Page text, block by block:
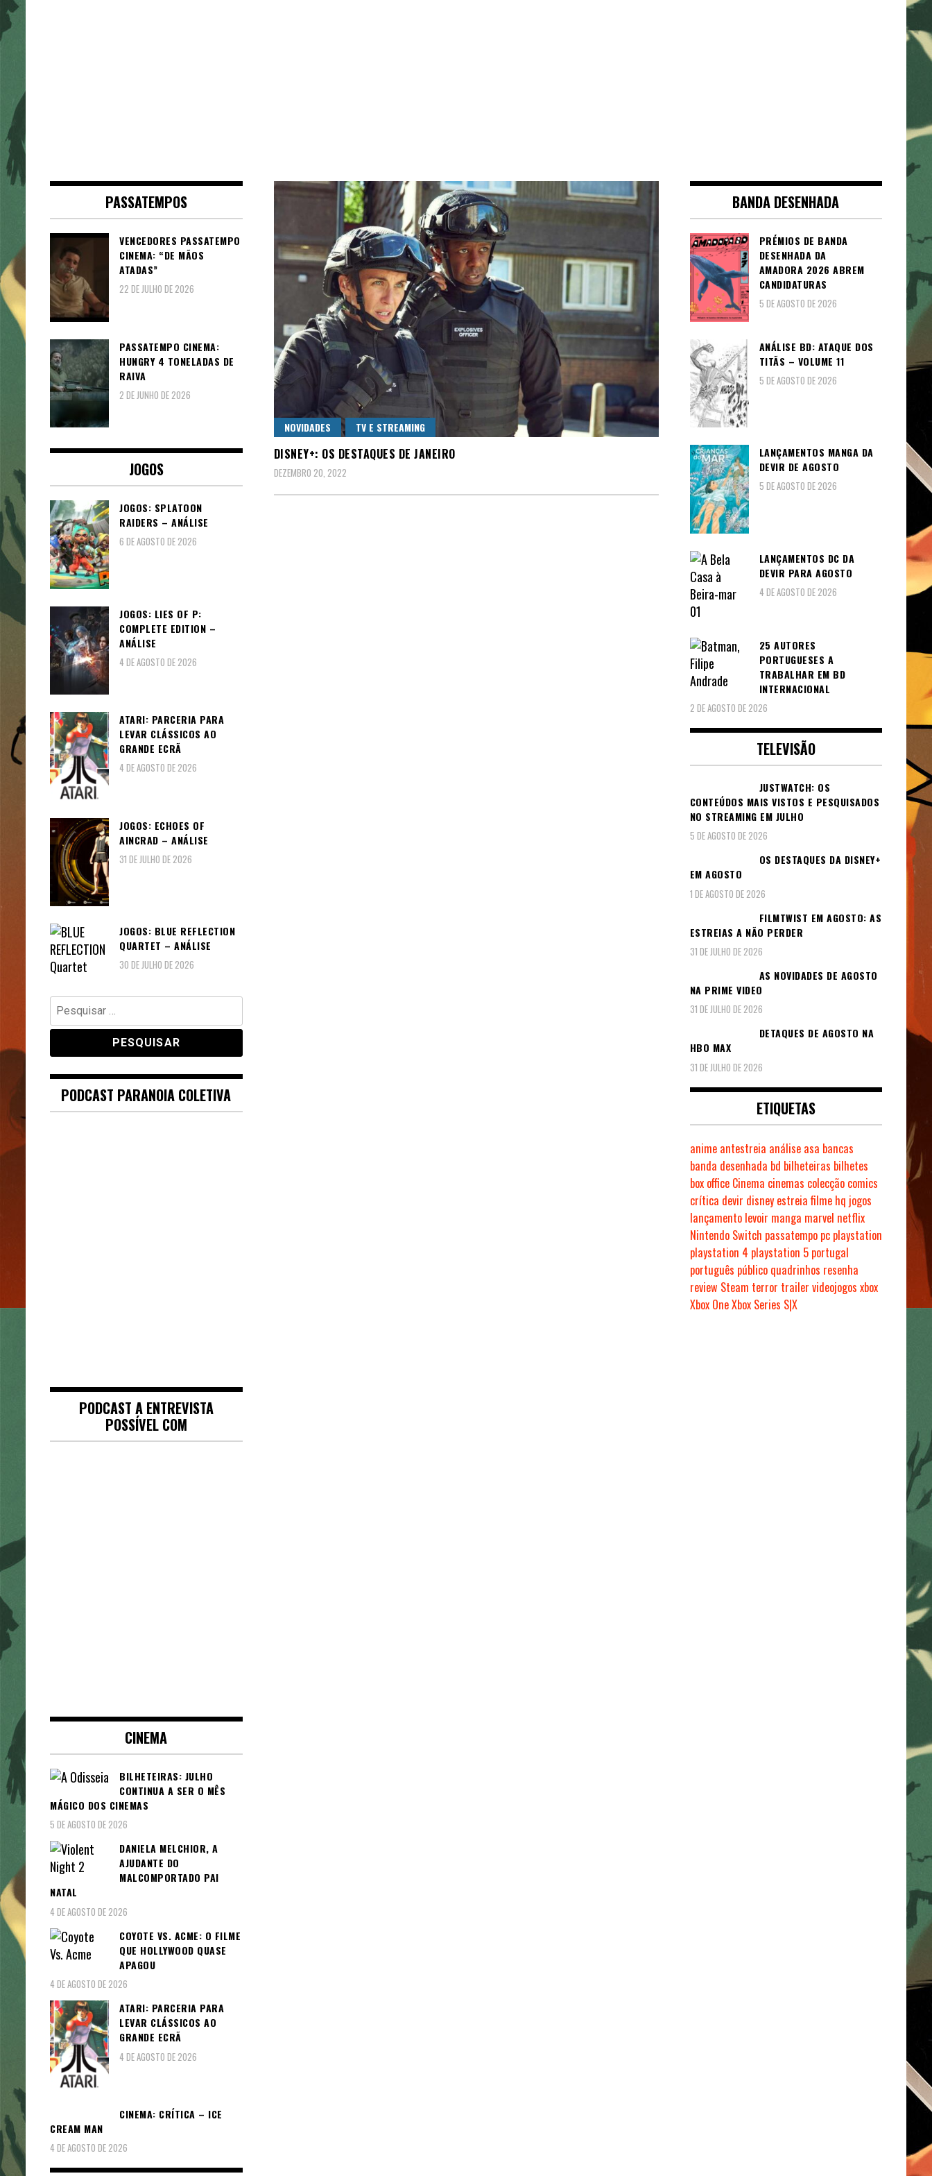
NOVIDADES TV E STREAMING
DISNEY+: OS DESTAQUES DE JANEIRO
DEZEMBRO 20, 2022
PASSATEMPOS
VENCEDORES PASSATEMPO
CINEMA: “DE MÃOS
ATADAS”
22 DE JULHO DE 2026
PASSATEMPO CINEMA:
HUNGRY 4 TONELADAS DE
RAIVA
2 DE JUNHO DE 2026
JOGOS
JOGOS: SPLATOON
RAIDERS – ANÁLISE
6 DE AGOSTO DE 2026
JOGOS: LIES OF P:
COMPLETE EDITION –
ANÁLISE
4 DE AGOSTO DE 2026
ATARI: PARCERIA PARA
LEVAR CLÁSSICOS AO
GRANDE ECRÃ
4 DE AGOSTO DE 2026
JOGOS: ECHOES OF
AINCRAD – ANÁLISE
31 DE JULHO DE 2026
JOGOS: BLUE REFLECTION
QUARTET – ANÁLISE
30 DE JULHO DE 2026
Pesquisar
por:
PODCAST PARANOIA COLETIVA
PODCAST A ENTREVISTA
POSSÍVEL COM
CINEMA
BILHETEIRAS: JULHO
CONTINUA A SER O MÊS
MÁGICO DOS CINEMAS
5 DE AGOSTO DE 2026
DANIELA MELCHIOR, A
AJUDANTE DO
MALCOMPORTADO PAI
NATAL
4 DE AGOSTO DE 2026
COYOTE VS. ACME: O FILME
QUE HOLLYWOOD QUASE
APAGOU
4 DE AGOSTO DE 2026
ATARI: PARCERIA PARA
LEVAR CLÁSSICOS AO
GRANDE ECRÃ
4 DE AGOSTO DE 2026
CINEMA: CRÍTICA – ICE
CREAM MAN
4 DE AGOSTO DE 2026
BANDA DESENHADA
PRÉMIOS DE BANDA
DESENHADA DA
AMADORA 2026 ABREM
CANDIDATURAS
5 DE AGOSTO DE 2026
ANÁLISE BD: ATAQUE DOS
TITÃS – VOLUME 11
5 DE AGOSTO DE 2026
LANÇAMENTOS MANGA DA
DEVIR DE AGOSTO
5 DE AGOSTO DE 2026
LANÇAMENTOS DC DA
DEVIR PARA AGOSTO
4 DE AGOSTO DE 2026
25 AUTORES
PORTUGUESES A
TRABALHAR EM BD
INTERNACIONAL
2 DE AGOSTO DE 2026
TELEVISÃO
JUSTWATCH: OS
CONTEÚDOS MAIS VISTOS E PESQUISADOS
NO STREAMING EM JULHO
5 DE AGOSTO DE 2026
OS DESTAQUES DA DISNEY+
EM AGOSTO
1 DE AGOSTO DE 2026
FILMTWIST EM AGOSTO: AS
ESTREIAS A NÃO PERDER
31 DE JULHO DE 2026
AS NOVIDADES DE AGOSTO
NA PRIME VIDEO
31 DE JULHO DE 2026
DETAQUES DE AGOSTO NA
HBO MAX
31 DE JULHO DE 2026
ETIQUETAS
anime antestreia análise asa bancas
banda desenhada bd bilheteiras bilhetes
box office Cinema cinemas colecção comics
crítica devir disney estreiafilme hq jogos
lançamento levoir manga marvel netflix
Nintendo Switch passatempo pc playstation
playstation 4 playstation 5 portugal
português público quadrinhos resenha
review Steam terror trailer videojogos xbox
Xbox OneXbox Series S|X